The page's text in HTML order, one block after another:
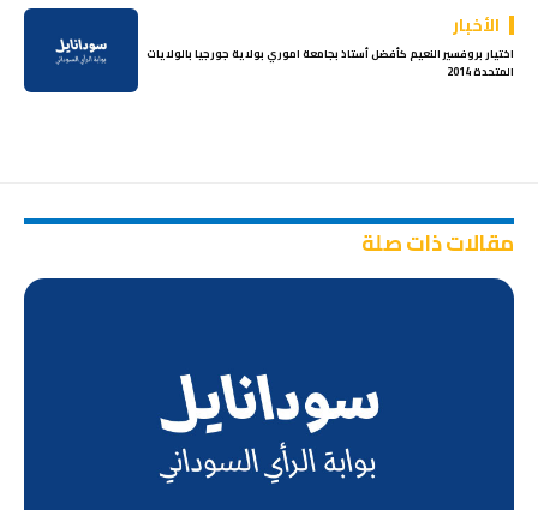
الأخبار
اختيار بروفسير النعيم كأفضل أستاذ بجامعة اموري بولاية جورجيا بالولايات
المتحدة 2014
مقالات ذات صلة